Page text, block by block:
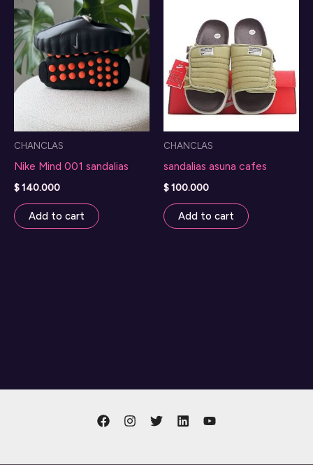
CHANCLAS
Nike Mind 001 sandalias
$140.000
Add to cart
CHANCLAS
sandalias asuna cafes
$100.000
Add to cart